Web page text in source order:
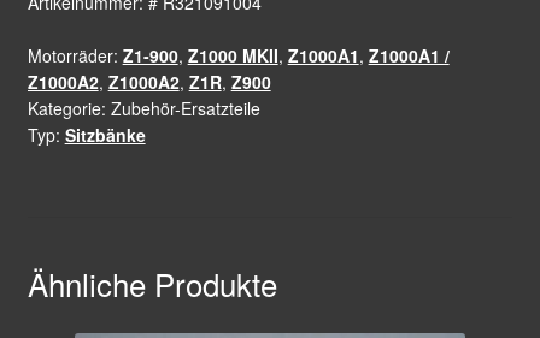
Motorräder: Z1-900, Z1000 MKII, Z1000A1, Z1000A1 /
Z1000A2, Z1000A2, Z1R, Z900
Kategorie: Zubehör-Ersatzteile
Typ: Sitzbänke
Ähnliche Produkte